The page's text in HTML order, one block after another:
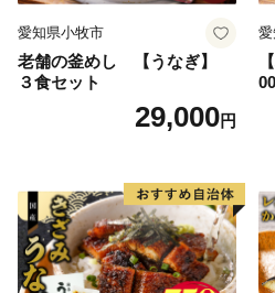
愛知県小牧市
老舗の釜めし 【うなぎ】
３食セット
29,000円